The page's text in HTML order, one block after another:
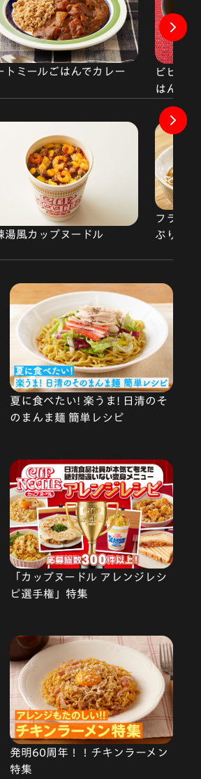
トミールごはんでカレー
ビビン
はん
湯風カップヌードル
フライ
ぷりラ
夏に食べたい! 楽うま! 日清のそ
のまんま麺 簡単レシピ
「カップヌードル アレンジレシ
ピ選手権」特集
発明60周年！！チキンラーメン
特集